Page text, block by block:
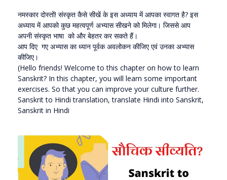
नमस्कार दोस्तों! संस्कृत कैसे सीखें के इस अध्याय में आपका स्वागत है? इस
अध्याय में आपको कुछ महत्वपूर्ण अभ्यास सीखने को मिलेगा। जिससे आप
अपनी संस्कृत भाषा को और बेहतर कर सकते हैं।
आप दिए गए अभ्यास का ध्यान पूर्वक अवलोकन कीजिए एवं उनका अभ्यास
कीजिए।
(Hello friends! Welcome to this chapter on how to learn
Sanskrit? In this chapter, you will learn some important
exercises. So that you can improve your culture further.
Sanskrit to Hindi translation, translate Hindi into Sanskrit,
Sanskrit in Hindi